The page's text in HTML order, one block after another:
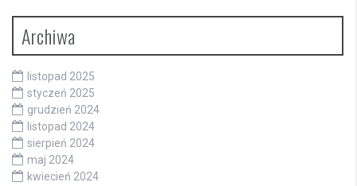
Archiwa
listopad 2025
styczeń 2025
grudzień 2024
listopad 2024
sierpień 2024
maj 2024
kwiecień 2024